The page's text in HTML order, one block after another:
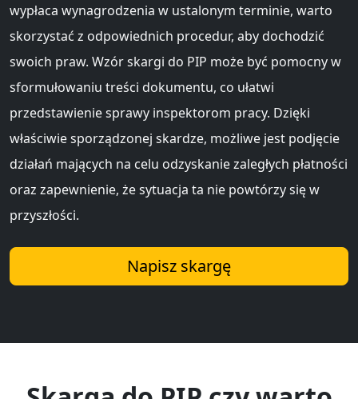
wypłaca wynagrodzenia w ustalonym terminie, warto
skorzystać z odpowiednich procedur, aby dochodzić
swoich praw. Wzór skargi do PIP może być pomocny w
sformułowaniu treści dokumentu, co ułatwi
przedstawienie sprawy inspektorom pracy. Dzięki
właściwie sporządzonej skardze, możliwe jest podjęcie
działań mających na celu odzyskanie zaległych płatności
oraz zapewnienie, że sytuacja ta nie powtórzy się w
przyszłości.
Napisz skargę